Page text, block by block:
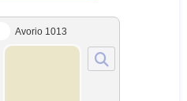
Avorio 1013